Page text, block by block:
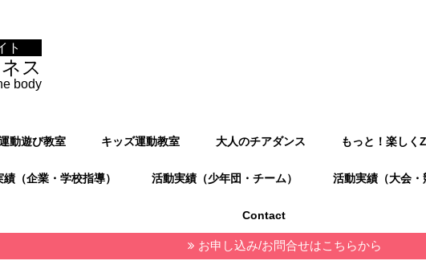
ト
ス
body
動遊び教室 キッズ運動教室 大人のチアダンス もっと！楽しく
（企業・学校指導） 活動実績（少年団・チーム） 活動実績（大会・
Contact
お申し込み/お問合せはこちらから